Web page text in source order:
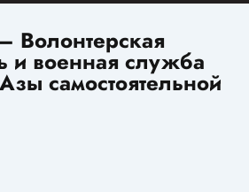
Волонтерская
и военная служба
самостоятельной